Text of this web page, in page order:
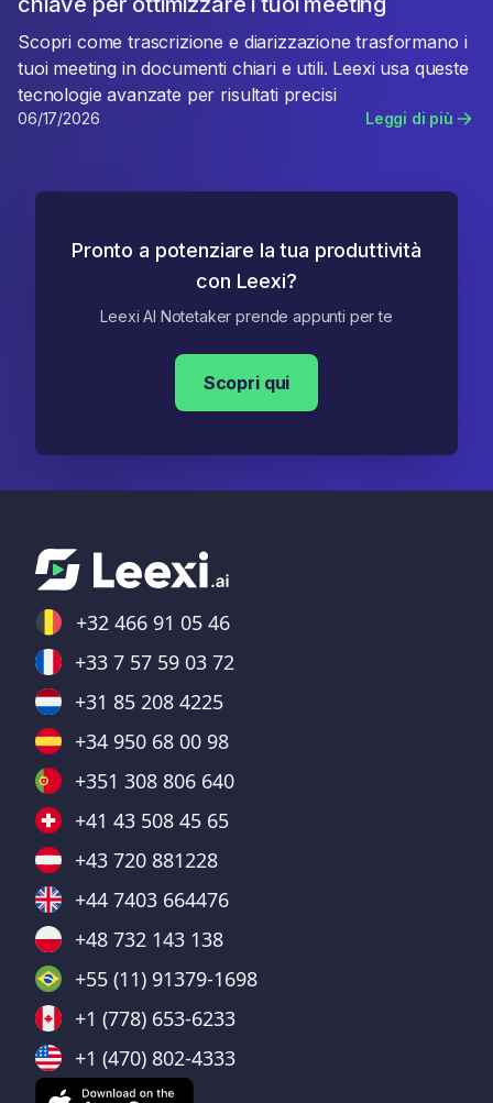
Scopri come trascrizione e diarizzazione trasformano i
tuoi meeting in documenti chiari e utili. Leexi usa queste
tecnologie avanzate per risultati precisi
06/17/2026 Leggi di più
Pronto a potenziare la tua produttività
con Leexi?
Leexi AI Notetaker prende appunti per te
Scopri qui
+32 466 91 05 46
+33 7 57 59 03 72
+31 85 208 4225
+34 950 68 00 98
+351 308 806 640
+41 43 508 45 65
+43 720 881228
+44 7403 664476
+48 732 143 138
+55 (11) 91379-1698
+1 (778) 653-6233
+1 (470) 802-4333